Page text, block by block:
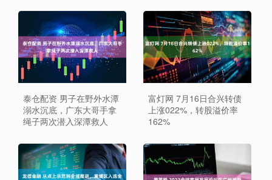
泰仓配资 男子在野外水潭
溺水沉底，广东大哥手拿
绳子两次潜入深潭救人
富灯网 7月16日合兴转债
上涨022%，转股溢价率
162%